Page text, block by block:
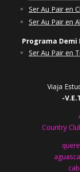
Ser Au Pair en
Ser Au Pair en
Programa Demi
Ser Au Pair en
Viaja
-
Country